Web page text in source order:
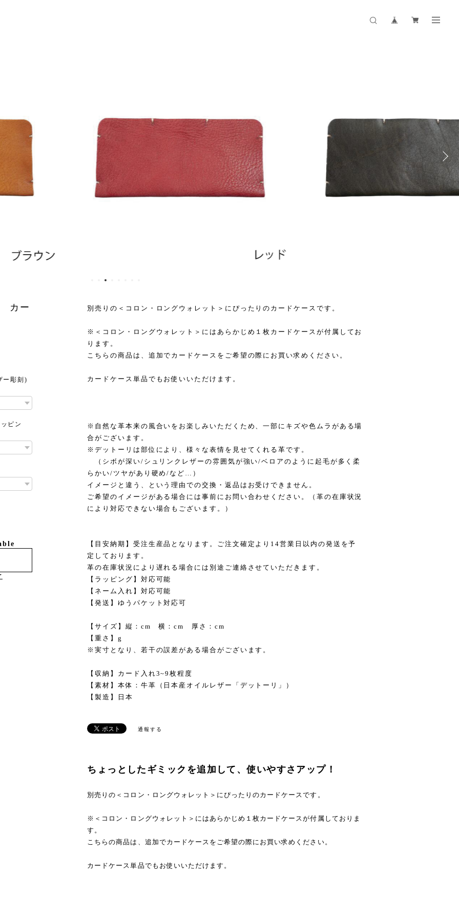
カー
ー彫刻)
ピン
別売りの＜コロン・ロングウォレット＞にぴったりのカードケースです。
※＜コロン・ロングウォレット＞にはあらかじめ１枚カードケースが付属してお
ります。
こちらの商品は、追加でカードケースをご希望の際にお買い求めください。
カードケース単品でもお使いいただけます。
※自然な革本来の風合いをお楽しみいただくため、一部にキズや色ムラがある場
合がございます。
※デットーリは部位により、様々な表情を見せてくれる革です。
（シボが深い/シュリンクレザーの雰囲気が強い/ベロアのように起毛が多く柔
らかい/ツヤがあり硬め/など…）
イメージと違う、という理由での交換・返品はお受けできません。
ご希望のイメージがある場合には事前にお問い合わせください。（革の在庫状況
により対応できない場合もございます。）
【目安納期】受注生産品となります。ご注文確定より14営業日以内の発送を予
定しております。
革の在庫状況により遅れる場合には別途ご連絡させていただきます。
【ラッピング】対応可能
【ネーム入れ】対応可能
【発送】ゆうパケット対応可
【サイズ】縦：cm 横：cm 厚さ：cm
【重さ】g
※実寸となり、若干の誤差がある場合がございます。
【収納】カード入れ3~9枚程度
【素材】本体：牛革（日本産オイルレザー「デットーリ」）
【製造】日本
通報する
ちょっとしたギミックを追加して、使いやすさアップ！
別売りの＜コロン・ロングウォレット＞にぴったりのカードケースです。
※＜コロン・ロングウォレット＞にはあらかじめ１枚カードケースが付属しておりま
す。
こちらの商品は、追加でカードケースをご希望の際にお買い求めください。
カードケース単品でもお使いいただけます。